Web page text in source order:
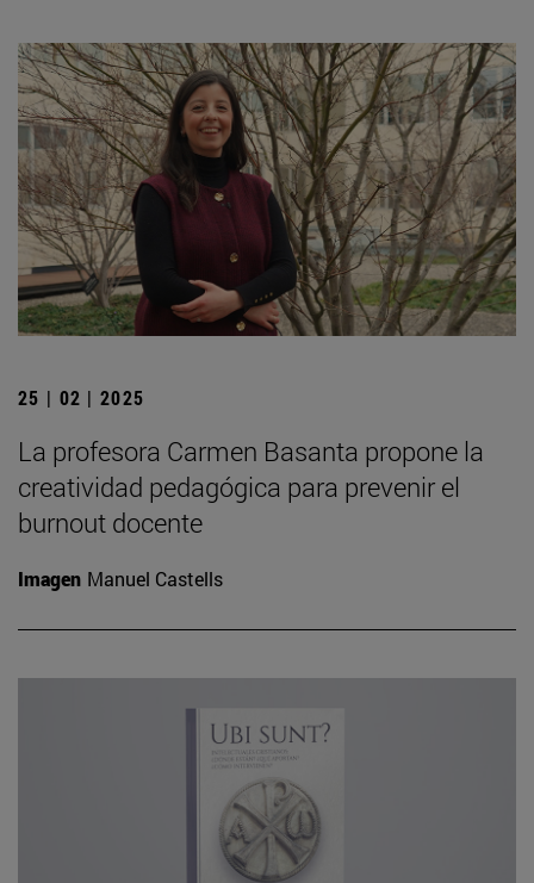
25 | 02 | 2025
La profesora Carmen Basanta propone la
creatividad pedagógica para prevenir el
burnout docente
Imagen Manuel Castells